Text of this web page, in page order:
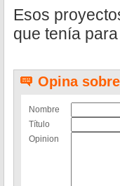
Esos
que tenía
Opina
Nombre
Título
Opinion